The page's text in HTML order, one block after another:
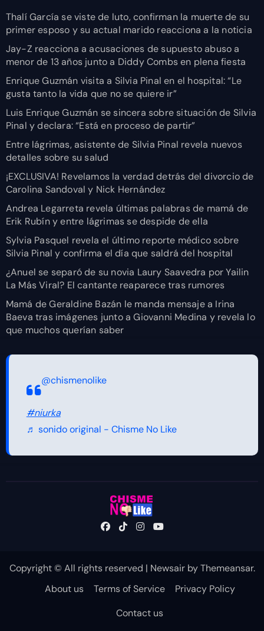
Thalí García se viste de luto, confirman la muerte de su
primer esposo y su actual marido reacciona a la noticia
Jay-Z reacciona a acusaciones de supuesto abuso a
menor de 13 años junto a Diddy Combs en plena fiesta
Enrique Guzmán visita a Silvia Pinal en el hospital: “Le
gusta tanto la vida que no se quiere ir”
Luis Enrique Guzmán se sincera sobre situación de Silvia
Pinal y declara: “Está en proceso de partir”
Entre lágrimas, asistente de Silvia Pinal revela nuevos
detalles sobre su salud
¡EXCLUSIVA! Revelamos la verdad detrás del divorcio de
Carolina Sandoval y Nick Hernández
Andrea Legarreta revela últimas palabras de mamá de
Erik Rubín y entre lágrimas se despide de ella
Sylvia Pasquel revela el último reporte médico sobre
Silvia Pinal y confirma el día que saldrá del hospital
¿Anuel se separó de su novia Laury Saavedra por Yailin
La Más Viral? El cantante reaparece tras rumores
Mamá de Geraldine Bazán le manda mensaje a Irina
Baeva tras imágenes junto a Giovanni Medina y revela lo
que muchos querían saber
@chismenolike
#niurka
♬ sonido original - Chisme No Like
Copyright © All rights reserved | NewsairbyThemeansar.
About us
Terms of Service
Privacy Policy
Contact us